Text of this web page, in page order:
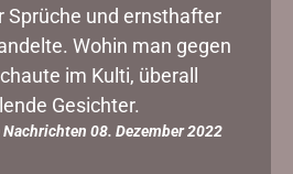
Sprüche und ernsthafter
Wohin man gegen
im Kulti, überall
Gesichter.
08. Dezember 2022